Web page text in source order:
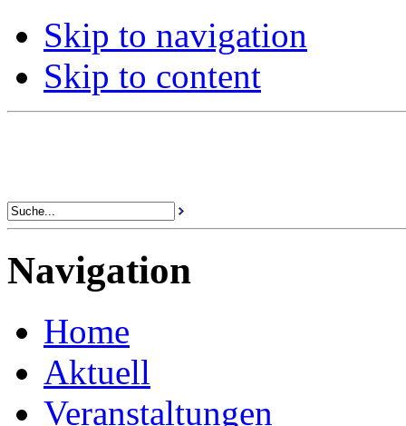
Skip to navigation
Skip to content
Navigation
Home
Aktuell
Veranstaltungen